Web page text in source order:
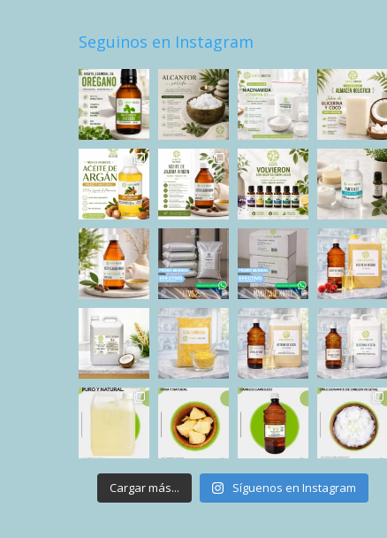
Seguinos en Instagram
Cargar más... Síguenos en Instagram